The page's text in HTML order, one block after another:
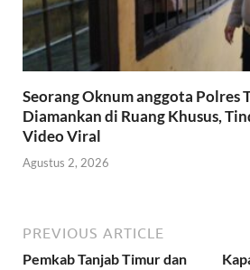
Seorang Oknum anggota Polres
Diamankan di Ruang Khusus,
Video Viral
Agustus 2, 2026
PREVIOUS ARTICLE
Pemkab Tanjab Timur dan